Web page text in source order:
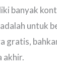
banyak
untuk
gratis,
akhir.